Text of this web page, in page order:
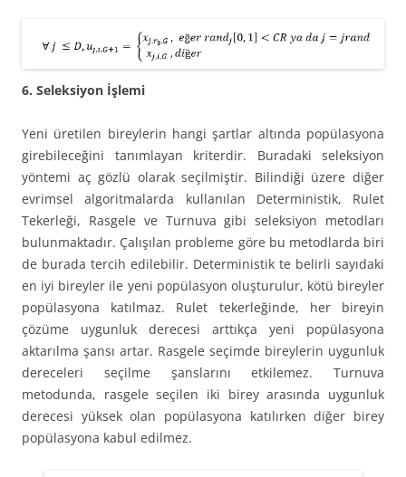
6. Seleksiyon İşlemi
Yeni üretilen bireylerin hangi şartlar altında popülasyona
girebileceğini tanımlayan kriterdir. Buradaki seleksiyon
yöntemi aç gözlü olarak seçilmiştir. Bilindiği üzere diğer
evrimsel algoritmalarda kullanılan Deterministik, Rulet
Tekerleği, Rasgele ve Turnuva gibi seleksiyon metodları
bulunmaktadır. Çalışılan probleme göre bu metodlarda biri
de burada tercih edilebilir. Deterministik te belirli sayıdaki
en iyi bireyler ile yeni popülasyon oluşturulur, kötü bireyler
popülasyona katılmaz. Rulet tekerleğinde, her bireyin
çözüme uygunluk derecesi arttıkça yeni popülasyona
aktarılma şansı artar. Rasgele seçimde bireylerin uygunluk
dereceleri seçilme şanslarını etkilemez. Turnuva
metodunda, rasgele seçilen iki birey arasında uygunluk
derecesi yüksek olan popülasyona katılırken diğer birey
popülasyona kabul edilmez.